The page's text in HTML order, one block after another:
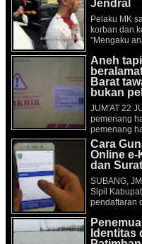
Jendral
Pelaku MK
korban dan
"Mengaku
Aneh
Barat
bukan
JUM'AT 22
pemenang
pemenang
Cara
Online e-
dan
SUBANG,
Sipil
pendaftaran
Identitas